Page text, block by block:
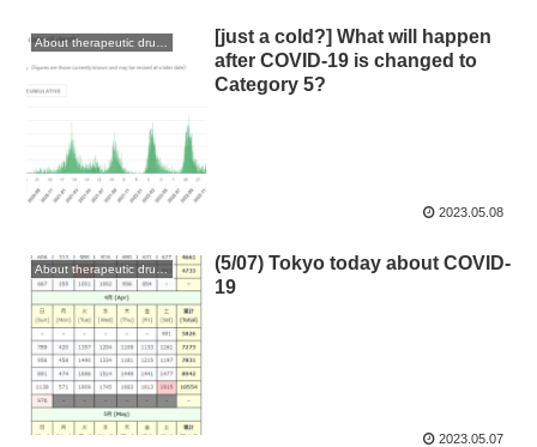
[just a cold?] What will happen
after COVID-19 is changed to
Category 5?
2023.05.08
About therapeutic drugs and vaccines
(5/07) Tokyo today about COVID-
19
2023.05.07